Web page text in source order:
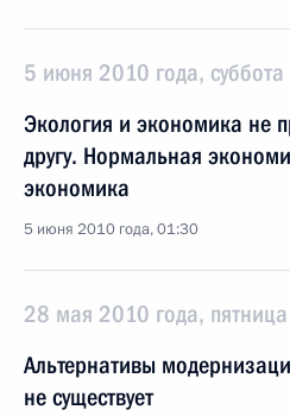
5 июня 2010 года, суббота
Экология и экономика не
другу. Нормальная
экономика
5 июня 2010 года, 01:30
28 мая 2010 года, пятница
Альтернативы
не существует